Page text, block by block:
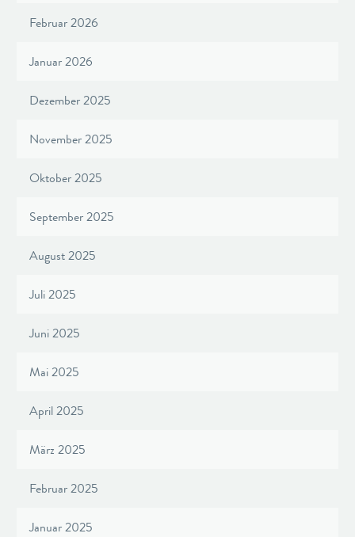
Februar 2026
Januar 2026
Dezember 2025
November 2025
Oktober 2025
September 2025
August 2025
Juli 2025
Juni 2025
Mai 2025
April 2025
März 2025
Februar 2025
Januar 2025